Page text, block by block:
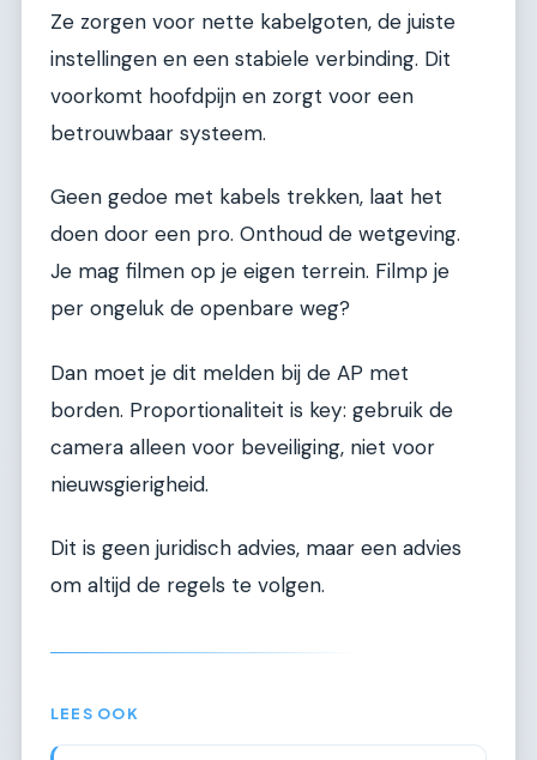
Ze zorgen voor nette kabelgoten, de juiste
instellingen en een stabiele verbinding. Dit
voorkomt hoofdpijn en zorgt voor een
betrouwbaar systeem.
Geen gedoe met kabels trekken, laat het
doen door een pro. Onthoud de wetgeving.
Je mag filmen op je eigen terrein. Filmp je
per ongeluk de openbare weg?
Dan moet je dit melden bij de AP met
borden. Proportionaliteit is key: gebruik de
camera alleen voor beveiliging, niet voor
nieuwsgierigheid.
Dit is geen juridisch advies, maar een advies
om altijd de regels te volgen.
LEES OOK